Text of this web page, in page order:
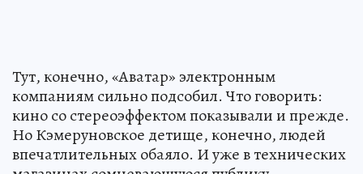
Тут, конечно, «Аватар» электронным
компаниям сильно подсобил. Что говорить:
кино со стереоэффектом показывали и прежде.
Но Кэмеруновское детище, конечно, людей
впечатлительных обаяло. И уже в технических